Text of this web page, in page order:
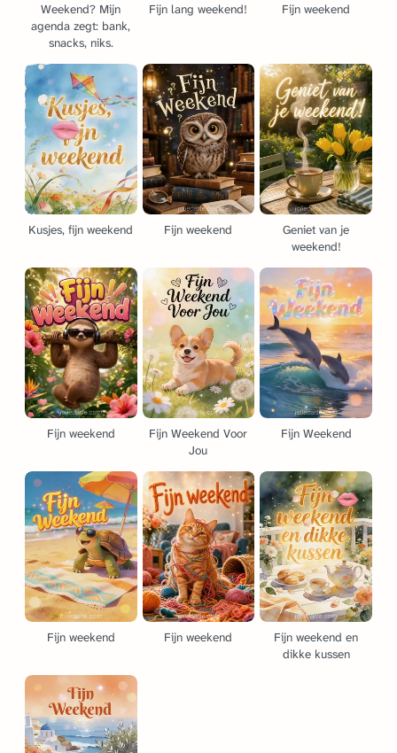
Weekend? Mijn
agenda zegt: bank,
snacks, niks.
Fijn lang weekend! Fijn weekend
Kusjes, fijn weekend Fijn weekend
Geniet van je
weekend!
Fijn weekend
Fijn Weekend Voor
Jou
Fijn Weekend
Fijn weekend Fijn weekend
Fijn weekend en
dikke kussen